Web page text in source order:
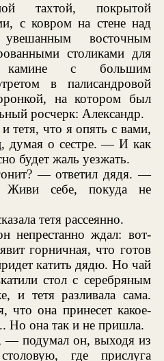
тахтой, покрытой
с ковром на стене над
восточным
столиками для
с большим
в палисандровой
на котором был
росчерк: Александр.
тетя, что я опять с вами,
думая о сестре. — И как
будет жаль уезжать.
— ответил дядя. —
Живи себе, покуда не
тетя рассеянно.
непрестанно ждал: вот-
горничная, что готов
катить дядю. Но чай
стол с серебряным
и тетя разливала сама.
что она принесет какое-
Но она так и не пришла.
— подумал он, выходя из
где прислуга